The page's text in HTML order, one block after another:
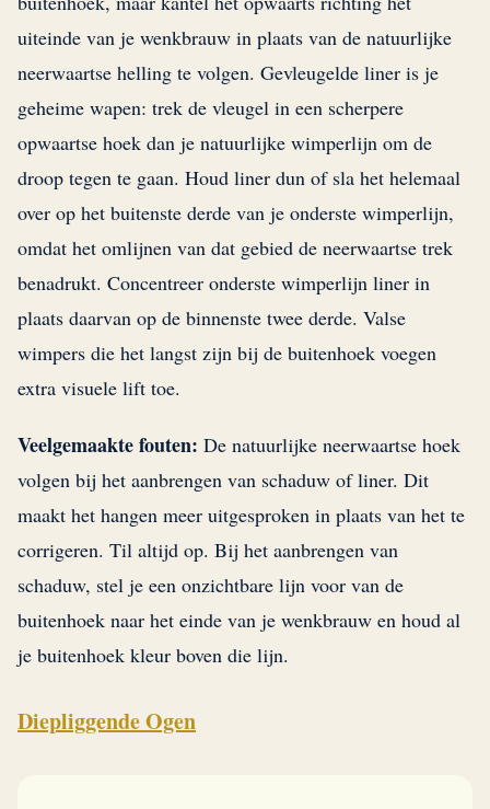
uiteinde van je wenkbrauw in plaats van de natuurlijke
neerwaartse helling te volgen. Gevleugelde liner is je
geheime wapen: trek de vleugel in een scherpere
opwaartse hoek dan je natuurlijke wimperlijn om de
droop tegen te gaan. Houd liner dun of sla het helemaal
over op het buitenste derde van je onderste wimperlijn,
omdat het omlijnen van dat gebied de neerwaartse trek
benadrukt. Concentreer onderste wimperlijn liner in
plaats daarvan op de binnenste twee derde. Valse
wimpers die het langst zijn bij de buitenhoek voegen
extra visuele lift toe.
Veelgemaakte fouten: De natuurlijke neerwaartse hoek
volgen bij het aanbrengen van schaduw of liner. Dit
maakt het hangen meer uitgesproken in plaats van het te
corrigeren. Til altijd op. Bij het aanbrengen van
schaduw, stel je een onzichtbare lijn voor van de
buitenhoek naar het einde van je wenkbrauw en houd al
je buitenhoek kleur boven die lijn.
Diepliggende Ogen